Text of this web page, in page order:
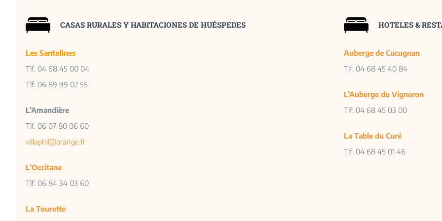
CASAS RURALES Y HABITACIONES DE HUÉSPEDES
Les Santolines
Tlf. 04 68 45 00 04
Tlf. 06 89 99 02 55
L’Amandière
Tlf. 06 07 80 06 60
villaphil@orange.fr
L’Occitane
Tlf. 06 84 34 03 60
La Tourette
HOTELES &
Auberge de Cucugnan
Tlf. 04 68 45 40 84
L’Auberge du Vigneron
Tlf. 04 68 45 03 00
La Table du Curé
Tlf. 04 68 45 01 46